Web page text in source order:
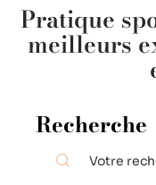
Pratique
meilleurs
Recherche